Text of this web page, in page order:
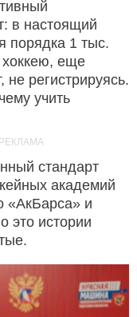
в настоящий
порядка 1 тыс.
еще
регистрируясь.
учить
стандарт
академий
«АкБарса» и
это истории